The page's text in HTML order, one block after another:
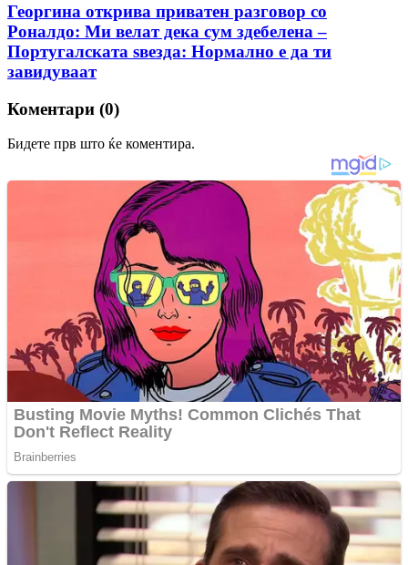
Георгина открива приватен разговор со
Роналдо: Ми велат дека сум здебелена –
Португалската ѕвезда: Нормално е да ти
завидуваат
Коментари (0)
Бидете прв што ќе коментира.